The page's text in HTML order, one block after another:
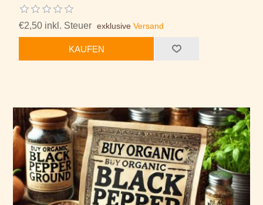
€2,50 inkl. Steuer exklusiveVersand
KAUFEN